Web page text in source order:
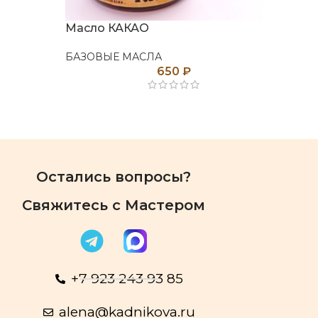
Масло КАКАО
БАЗОВЫЕ МАСЛА
650 ₽
Остались вопросы?
Свяжитесь с Мастером
+7 923 243 93 85
alena@kadnikova.ru